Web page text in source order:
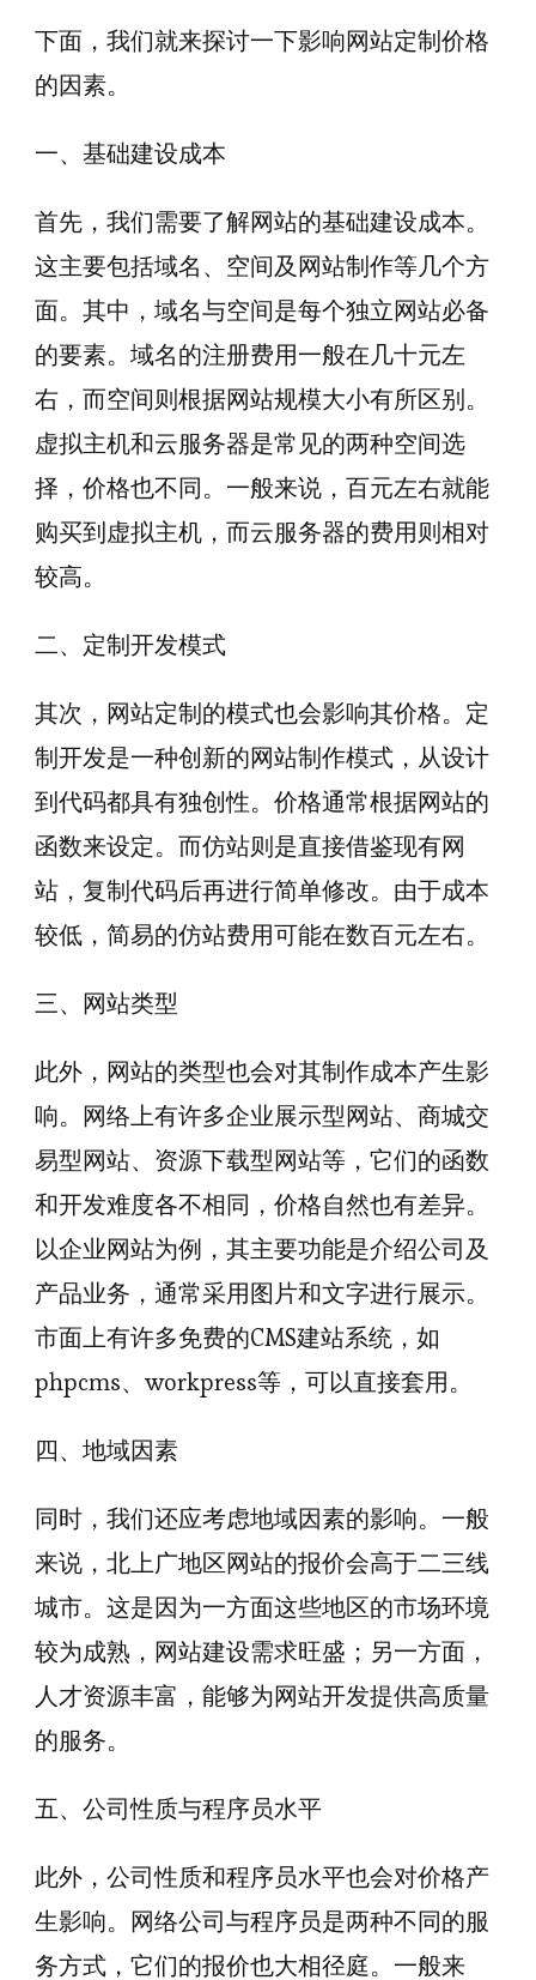
下面，我们就来探讨一下影响网站定制价格
的因素。
一、基础建设成本
首先，我们需要了解网站的基础建设成本。
这主要包括域名、空间及网站制作等几个方
面。其中，域名与空间是每个独立网站必备
的要素。域名的注册费用一般在几十元左
右，而空间则根据网站规模大小有所区别。
虚拟主机和云服务器是常见的两种空间选
择，价格也不同。一般来说，百元左右就能
购买到虚拟主机，而云服务器的费用则相对
较高。
二、定制开发模式
其次，网站定制的模式也会影响其价格。定
制开发是一种创新的网站制作模式，从设计
到代码都具有独创性。价格通常根据网站的
函数来设定。而仿站则是直接借鉴现有网
站，复制代码后再进行简单修改。由于成本
较低，简易的仿站费用可能在数百元左右。
三、网站类型
此外，网站的类型也会对其制作成本产生影
响。网络上有许多企业展示型网站、商城交
易型网站、资源下载型网站等，它们的函数
和开发难度各不相同，价格自然也有差异。
以企业网站为例，其主要功能是介绍公司及
产品业务，通常采用图片和文字进行展示。
市面上有许多免费的CMS建站系统，如
phpcms、workpress等，可以直接套用。
四、地域因素
同时，我们还应考虑地域因素的影响。一般
来说，北上广地区网站的报价会高于二三线
城市。这是因为一方面这些地区的市场环境
较为成熟，网站建设需求旺盛；另一方面，
人才资源丰富，能够为网站开发提供高质量
的服务。
五、公司性质与程序员水平
此外，公司性质和程序员水平也会对价格产
生影响。网络公司与程序员是两种不同的服
务方式，它们的报价也大相径庭。一般来